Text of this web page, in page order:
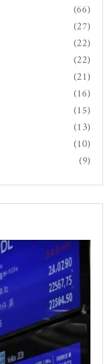
(66)
(27)
(22)
(22)
(21)
(16)
(15)
(13)
(10)
(9)